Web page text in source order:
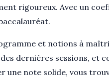
rigoureux. Avec un
et notions à
dernières sessions, et
une note solide, vous